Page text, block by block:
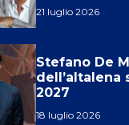
21 luglio 2026
Stefano De
dell’altalena
2027
18 luglio 2026